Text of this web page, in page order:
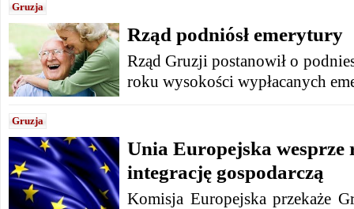
Gruzja
Rząd podniósł emerytury
Rząd Gruzji postanowił o
roku wysokości wypłacanych
Gruzja
Unia Europejska
integrację gospodarczą
Komisja Europejska przekaże